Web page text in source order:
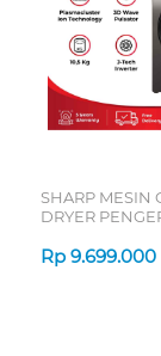
SHARP MESIN
DRYER
KG
Rp 9.699.000